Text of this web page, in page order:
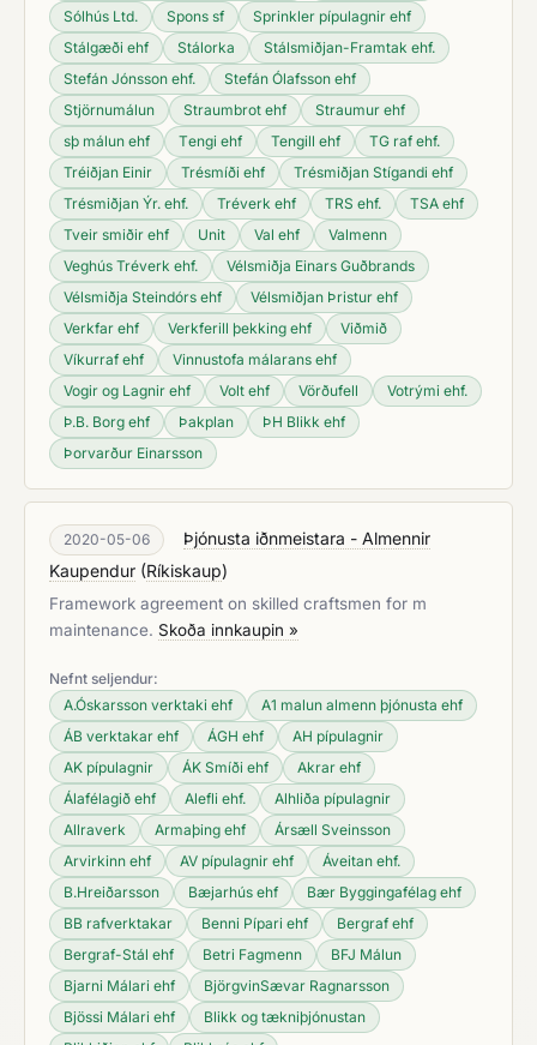
Sólhús Ltd.
Spons sf
Sprinkler pípulagnir ehf
Stálgæði ehf
Stálorka
Stálsmiðjan-Framtak ehf.
Stefán Jónsson ehf.
Stefán Ólafsson ehf
Stjörnumálun
Straumbrot ehf
Straumur ehf
sþ málun ehf
Tengi ehf Tengill ehf
TG raf ehf.
Tréiðjan Einir
Trésmíði ehf
Trésmiðjan Stígandi ehf
Trésmiðjan Ýr. ehf.
Tréverk ehf TRS ehf.
TSA ehf
Tveir smiðir ehf
Unit Val ehf
Valmenn
Veghús Tréverk ehf.
Vélsmiðja Einars Guðbrands
Vélsmiðja Steindórs ehf
Vélsmiðjan Þristur ehf
Verkfar ehf
Verkferill þekking ehf
Viðmið
Víkurraf ehf
Vinnustofa málarans ehf
Vogir og Lagnir ehf
Volt ehf Vörðufell
Votrými ehf.
Þ.B. Borg ehf
Þakplan
ÞH Blikk ehf
Þorvarður Einarsson
2020-05-06
Þjónusta iðnmeistara - Almennir
Kaupendur (Ríkiskaup)
Framework agreement on skilled craftsmen for m
maintenance. Skoða innkaupin »
Nefnt seljendur:
A.Óskarsson verktaki ehf
A1 malun almenn þjónusta ehf
ÁB verktakar ehf
ÁGH ehf
AH pípulagnir
AK pípulagnir
ÁK Smíði ehf
Akrar ehf
Álafélagið ehf
Alefli ehf.
Alhliða pípulagnir
Allraverk
Armaþing ehf
Ársæll Sveinsson
Arvirkinn ehf
AV pípulagnir ehf
Áveitan ehf.
B.Hreiðarsson
Bæjarhús ehf
Bær Byggingafélag ehf
BB rafverktakar
Benni Pípari ehf
Bergraf ehf
Bergraf-Stál ehf
Betri Fagmenn
BFJ Málun
Bjarni Málari ehf
BjörgvinSævar Ragnarsson
Bjössi Málari ehf
Blikk og tækniþjónustan